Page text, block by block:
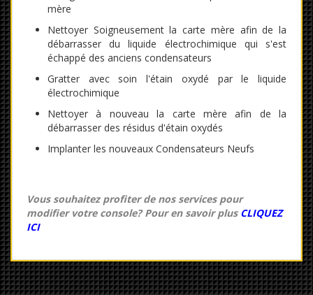
mère
Nettoyer Soigneusement la carte mère afin de la
débarrasser du liquide électrochimique qui s'est
échappé des anciens condensateurs
Gratter avec soin l'étain oxydé par le liquide
électrochimique
Nettoyer à nouveau la carte mère afin de la
débarrasser des résidus d'étain oxydés
Implanter les nouveaux Condensateurs Neufs
Vous souhaitez profiter de nos services pour
modifier votre console? Pour en savoir plus CLIQUEZ
ICI